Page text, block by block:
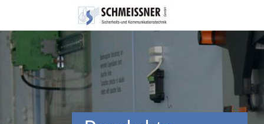
Skip
navigation